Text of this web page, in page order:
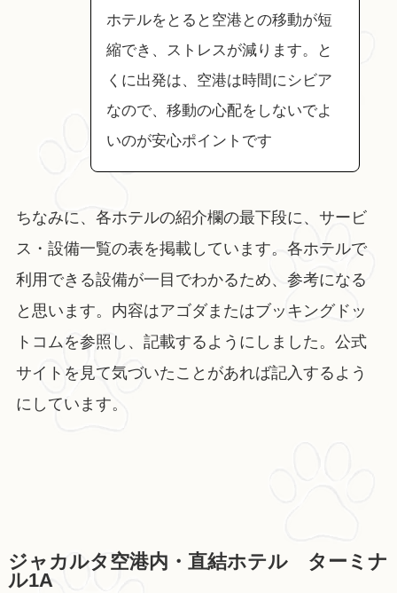
ホテルをとると空港との移動が短
縮でき、ストレスが減ります。と
くに出発は、空港は時間にシビア
なので、移動の心配をしないでよ
いのが安心ポイントです
ちなみに、各ホテルの紹介欄の最下段に、サービ
ス・設備一覧の表を掲載しています。各ホテルで
利用できる設備が一目でわかるため、参考になる
と思います。内容はアゴダまたはブッキングドッ
トコムを参照し、記載するようにしました。公式
サイトを見て気づいたことがあれば記入するよう
にしています。
ジャカルタ空港内・直結ホテル ターミナ
ル1A